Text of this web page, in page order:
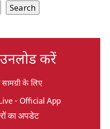
Search
करें
सामग्री के लिए
- Official App
का अपडेट